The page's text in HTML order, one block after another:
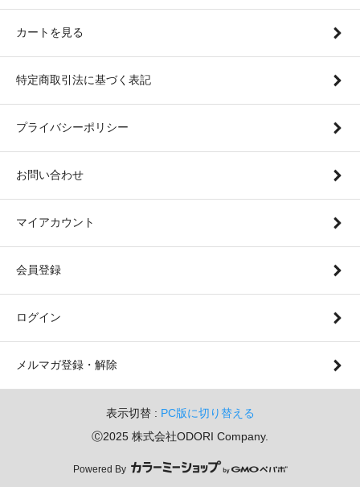
カートを見る
特定商取引法に基づく表記
プライバシーポリシー
お問い合わせ
マイアカウント
会員登録
ログイン
メルマガ登録・解除
表示切替 : PC版に切り替える
Ⓒ2025 株式会社ODORI Company.
Powered By